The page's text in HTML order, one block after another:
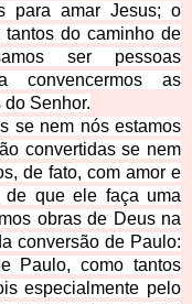
para amar Jesus; o
do caminho de
ser pessoas
convencermos as
Senhor.
se nem nós estamos
convertidas se nem
de fato, com amor e
de que ele faça uma
obras de Deus na
conversão de Paulo:
Paulo, como tantos
especialmente pelo